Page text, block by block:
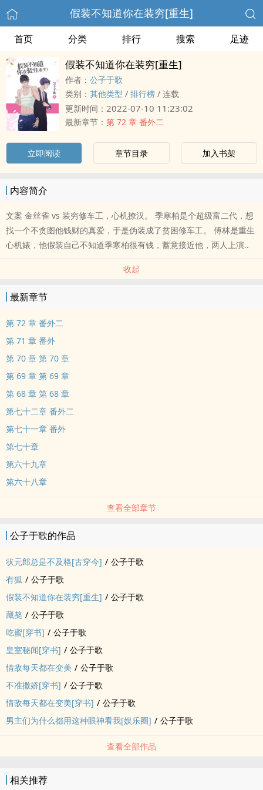
假装不知道你在装穷[重生]
首页 分类 排行 搜索 足迹
假装不知道你在装穷[重生]
作者： 公子于歌
类别： 其他类型 / 排行榜 / 连载
更新时间： 2022-07-10 11:23:02
最新章节： 第 72 章 番外二
立即阅读 章节目录 加入书架
内容简介
文案 金丝雀 vs 装穷修车工，心机撩汉。 季寒柏是个超级富二代，想
找一个不贪图他钱财的真爱，于是伪装成了贫困修车工。 傅林是重生
心机婊，他假装自己不知道季寒柏很有钱，蓄意接近他，两人上演..
收起
最新章节
第 72 章 番外二
第 71 章 番外
第 70 章 第 70 章
第 69 章 第 69 章
第 68 章 第 68 章
第七十二章 番外二
第七十一章 番外
第七十章
第六十九章
第六十八章
查看全部章节
公子于歌的作品
状元郎总是不及格[古穿今] / 公子于歌
有狐 / 公子于歌
假装不知道你在装穷[重生] / 公子于歌
藏獒 / 公子于歌
吃蜜[穿书] / 公子于歌
皇室秘闻[穿书] / 公子于歌
情敌每天都在变美 / 公子于歌
不准撒娇[穿书] / 公子于歌
情敌每天都在变美[穿书] / 公子于歌
男主们为什么都用这种眼神看我[娱乐圈] / 公子于歌
查看全部作品
相关推荐